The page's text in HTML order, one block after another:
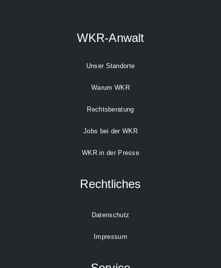
WKR-Anwalt
Unser Standorte
Warum WKR
Rechtsberatung
Jobs bei der WKR
WKR in der Presse
Rechtliches
Datenschutz
Impressum